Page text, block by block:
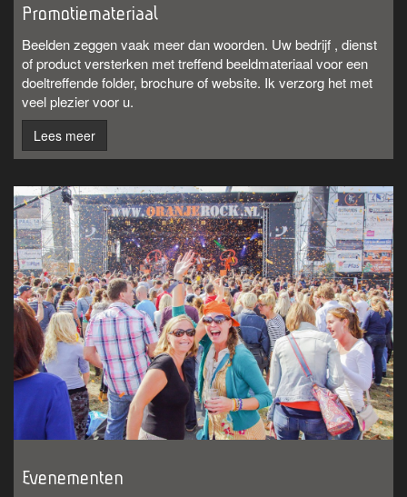
Promotiemateriaal
Beelden zeggen vaak meer dan woorden. Uw bedrijf , dienst
of product versterken met treffend beeldmateriaal voor een
doeltreffende folder, brochure of website. Ik verzorg het met
veel plezier voor u.
Lees meer
Evenementen